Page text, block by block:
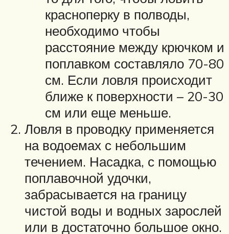
красноперку в полводы,
необходимо чтобы
расстояние между крючком и
поплавком составляло 70-80
см. Если ловля происходит
ближе к поверхности – 20-30
см или еще меньше.
Ловля в проводку применяется
на водоемах с небольшим
течением. Насадка, с помощью
поплавочной удочки,
забрасывается на границу
чистой воды и водных зарослей
или в достаточно большое окно.